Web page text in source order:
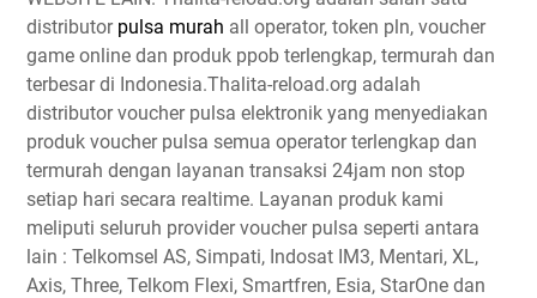
distributor pulsa murah all operator, token pln, voucher
game online dan produk ppob terlengkap, termurah dan
terbesar di Indonesia.Thalita-reload.org adalah
distributor voucher pulsa elektronik yang menyediakan
produk voucher pulsa semua operator terlengkap dan
termurah dengan layanan transaksi 24jam non stop
setiap hari secara realtime. Layanan produk kami
meliputi seluruh provider voucher pulsa seperti antara
lain : Telkomsel AS, Simpati, Indosat IM3, Mentari, XL,
Axis, Three, Telkom Flexi, Smartfren, Esia, StarOne dan